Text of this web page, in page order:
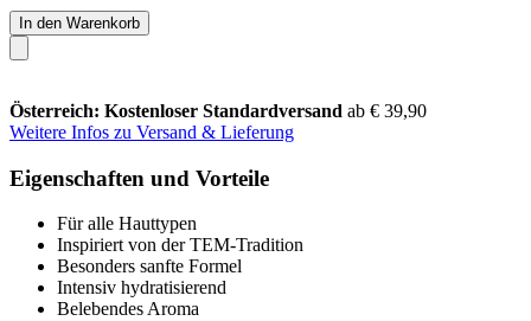
In den Warenkorb
Österreich: Kostenloser Standardversand ab € 39,90
Weitere Infos zu Versand & Lieferung
Eigenschaften und Vorteile
Für alle Hauttypen
Inspiriert von der TEM-Tradition
Besonders sanfte Formel
Intensiv hydratisierend
Belebendes Aroma